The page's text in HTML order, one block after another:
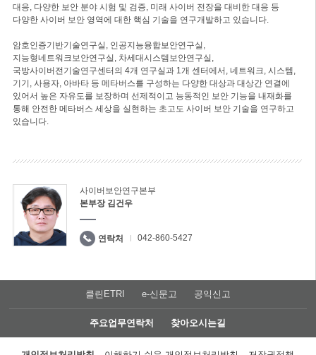
대응, 다양한 보안 분야 시험 및 검증, 미래 사이버 전장을 대비한 대응 등
다양한 사이버 보안 영역에 대한 핵심 기술을 연구개발하고 있습니다.
암호인증기반기술연구실, 인공지능융합보안연구실,
지능형네트워크보안연구실, 차세대시스템보안연구실,
국방사이버전기술연구센터의 4개 연구실과 1개 센터에서, 네트워크, 시스템,
기기, 사용자, 아바타 등 메타버스를 구성하는 다양한 대상과 대상간 연결에
있어서 높은 자유도를 보장하며 선제적이고 능동적인 보안 기능을 내재화를
통해 안전한 메타버스 세상을 실현하는 초고도 사이버 보안 기술을 연구하고
있습니다.
사이버보안연구본부
본부장 김건우
연락처 042-860-5427
클린ETRI e-신문고 공익신고
주요업무연락처 찾아오시는길